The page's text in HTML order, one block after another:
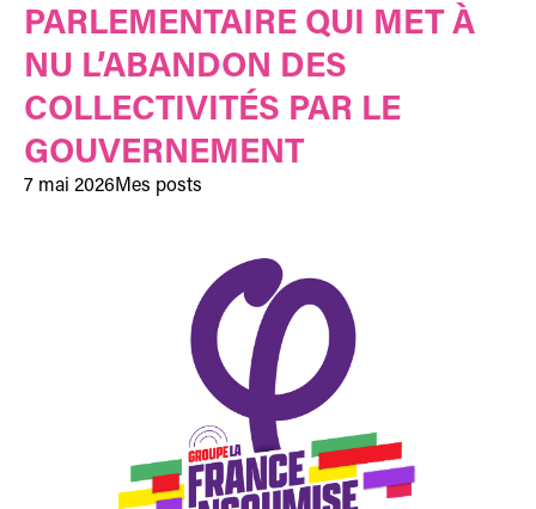
PARLEMENTAIRE QUI MET À
NU L’ABANDON DES
COLLECTIVITÉS PAR LE
GOUVERNEMENT
7 mai 2026 Mes posts